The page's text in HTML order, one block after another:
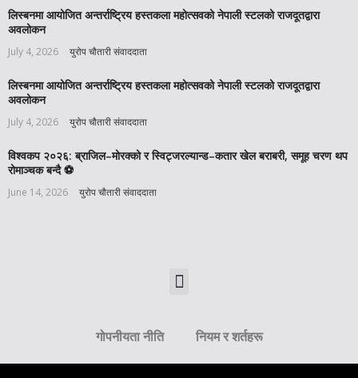
लिस्बनमा आयोजित अन्तर्राष्ट्रिय हस्तकला महोत्सवको नेपाली स्टलको राजदूतद्वारा
अवलोकन
July 4, 2026 युरोप चौतारी संवाददाता
लिस्बनमा आयोजित अन्तर्राष्ट्रिय हस्तकला महोत्सवको नेपाली स्टलको राजदूतद्वारा
अवलोकन
July 4, 2026 युरोप चौतारी संवाददाता
विश्वकप २०२६: ब्राजिल–मोरक्को र स्विट्जरल्यान्ड–कतार खेल बराबरी, समूह चरण थप
रोमाञ्चक बन्दै ⚽️
June 14, 2026 युरोप चौतारी संवाददाता
गोपनीयता नीति नियम र शर्तहरू